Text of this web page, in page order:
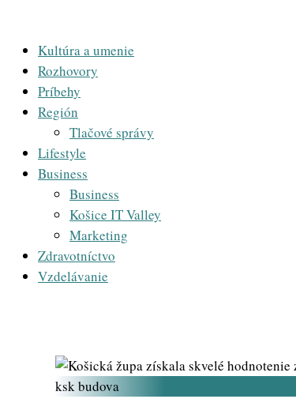
Kultúra a umenie
Rozhovory
Príbehy
Región
Tlačové správy
Lifestyle
Business
Business
Košice IT Valley
Marketing
Zdravotníctvo
Vzdelávanie
ksk budova